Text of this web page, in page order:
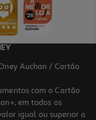
Auchan / Cartão
com o Cartão
em todos os
igual ou superior a